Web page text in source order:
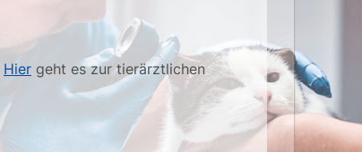
Hier geht es zur tierärztlichen